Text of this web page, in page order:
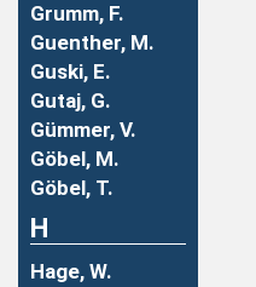
Grumm, F.
Guenther, M.
Guski, E.
Gutaj, G.
Gümmer, V.
Göbel, M.
Göbel, T.
H
Hage, W.